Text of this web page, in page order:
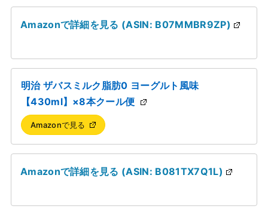
Amazonで詳細を見る (ASIN: B07MMBR9ZP)
明治 ザバスミルク脂肪0 ヨーグルト風味
【430ml】×8本クール便
Amazonで見る
Amazonで詳細を見る (ASIN: B081TX7Q1L)